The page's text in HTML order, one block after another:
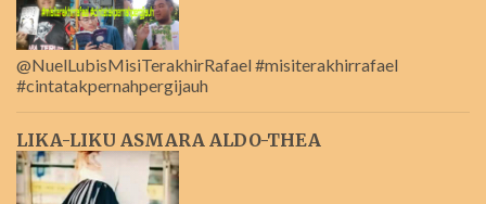
@NuelLubisMisiTerakhirRafael #misiterakhirrafael
#cintatakpernahpergijauh
LIKA-LIKU ASMARA ALDO-THEA